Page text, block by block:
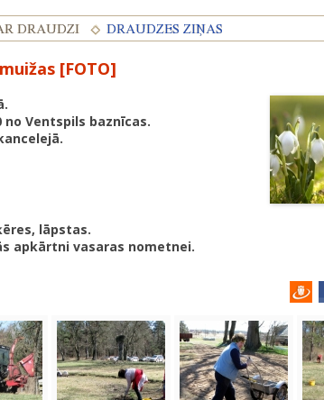
[FOTO]
no Ventspils baznīcas.
lāpstas.
apkārtni vasaras nometnei.